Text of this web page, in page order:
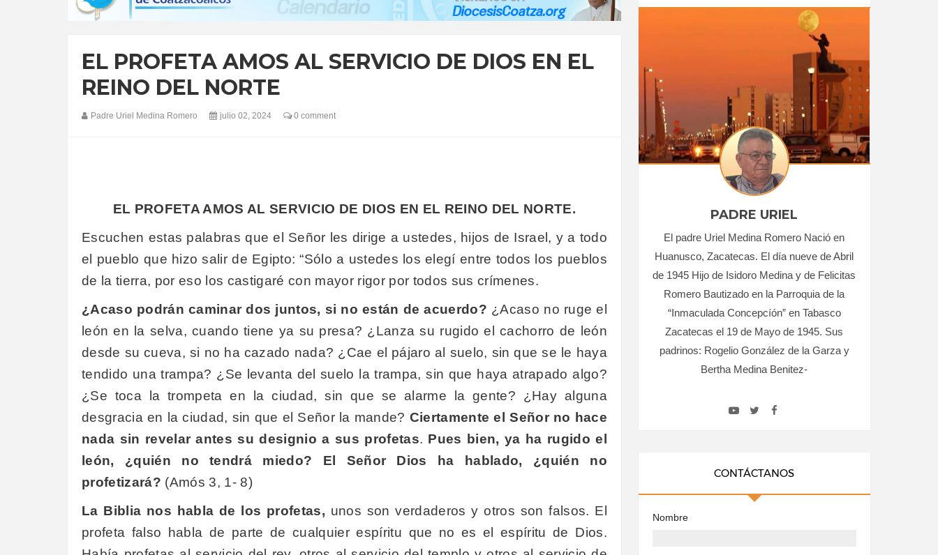
EL PROFETA AMOS AL SERVICIO DE DIOS EN EL
REINO DEL NORTE
Padre Uriel Medina Romero julio 02, 2024 0 comment
EL PROFETA AMOS AL SERVICIO DE DIOS EN EL REINO DEL NORTE.
Escuchen estas palabras que el Señor les dirige a ustedes, hijos de Israel, y a todo
el pueblo que hizo salir de Egipto: “Sólo a ustedes los elegí entre todos los pueblos
de la tierra, por eso los castigaré con mayor rigor por todos sus crímenes.
¿Acaso podrán caminar dos juntos, si no están de acuerdo? ¿Acaso no ruge el
león en la selva, cuando tiene ya su presa? ¿Lanza su rugido el cachorro de león
desde su cueva, si no ha cazado nada? ¿Cae el pájaro al suelo, sin que se le haya
tendido una trampa? ¿Se levanta del suelo la trampa, sin que haya atrapado algo?
¿Se toca la trompeta en la ciudad, sin que se alarme la gente? ¿Hay alguna
desgracia en la ciudad, sin que el Señor la mande? Ciertamente el Señor no hace
nada sin revelar antes su designio a sus profetas. Pues bien, ya ha rugido el
león, ¿quién no tendrá miedo? El Señor Dios ha hablado, ¿quién no
profetizará? (Amós 3, 1- 8)
La Biblia nos habla de los profetas, unos son verdaderos y otros son falsos. El
profeta falso habla de parte de cualquier espíritu que no es el espíritu de Dios.
PADRE URIEL
El padre Uriel Medina Romero Nació en
Huanusco, Zacatecas. El día nueve de Abril
de 1945 Hijo de Isidoro Medina y de Felicitas
Romero Bautizado en la Parroquia de la
“Inmaculada Concepcíón” en Tabasco
Zacatecas el 19 de Mayo de 1945. Sus
padrinos: Rogelio González de la Garza y
Bertha Medina Benitez-
CONTÁCTANOS
Nombre